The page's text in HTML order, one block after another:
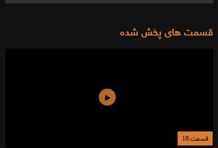
قسمت های پخش شده
قسمت:18